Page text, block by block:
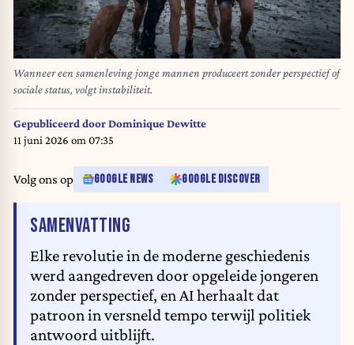
Wanneer een samenleving jonge mannen produceert zonder perspectief of
sociale status, volgt instabiliteit.
Gepubliceerd doorDominique Dewitte
11 juni 2026 om 07:35
Volg ons op GOOGLE NEWS GOOGLE DISCOVER
SAMENVATTING
Elke revolutie in de moderne geschiedenis
werd aangedreven door opgeleide jongeren
zonder perspectief, en AI herhaalt dat
patroon in versneld tempo terwijl politiek
antwoord uitblijft.